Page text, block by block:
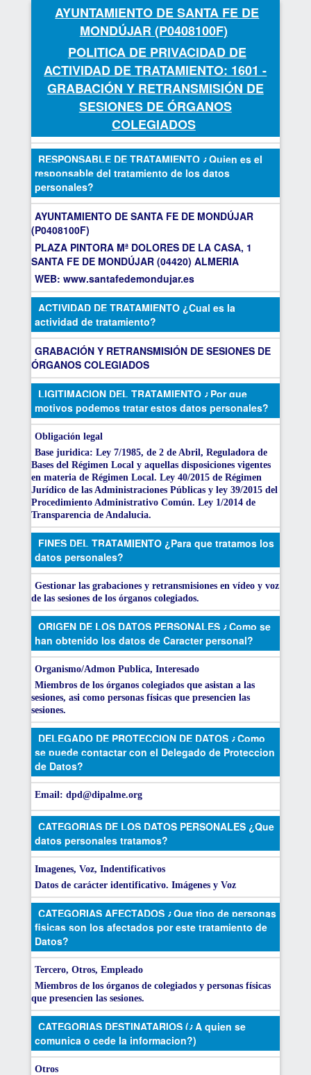
AYUNTAMIENTO DE SANTA FE DE
MONDÚJAR (P0408100F)
POLITICA DE PRIVACIDAD DE
ACTIVIDAD DE TRATAMIENTO: 1601 -
GRABACIÓN Y RETRANSMISIÓN DE
SESIONES DE ÓRGANOS
COLEGIADOS
RESPONSABLE DE TRATAMIENTO ¿Quien es el
responsable del tratamiento de los datos
personales?
AYUNTAMIENTO DE SANTA FE DE MONDÚJAR
(P0408100F)
PLAZA PINTORA Mª DOLORES DE LA CASA, 1
SANTA FE DE MONDÚJAR (04420) ALMERIA
WEB: www.santafedemondujar.es
ACTIVIDAD DE TRATAMIENTO ¿Cual es la
actividad de tratamiento?
GRABACIÓN Y RETRANSMISIÓN DE SESIONES DE
ÓRGANOS COLEGIADOS
LIGITIMACION DEL TRATAMIENTO ¿Por que
motivos podemos tratar estos datos personales?
Obligación legal
Base juridica: Ley 7/1985, de 2 de Abril, Reguladora de
Bases del Régimen Local y aquellas disposiciones vigentes
en materia de Régimen Local. Ley 40/2015 de Régimen
Jurídico de las Administraciones Públicas y ley 39/2015 del
Procedimiento Administrativo Común. Ley 1/2014 de
Transparencia de Andalucia.
FINES DEL TRATAMIENTO ¿Para que tratamos los
datos personales?
Gestionar las grabaciones y retransmisiones en vídeo y voz
de las sesiones de los órganos colegiados.
ORIGEN DE LOS DATOS PERSONALES ¿Como se
han obtenido los datos de Caracter personal?
Organismo/Admon Publica, Interesado
Miembros de los órganos colegiados que asistan a las
sesiones, asi como personas físicas que presencien las
sesiones.
DELEGADO DE PROTECCION DE DATOS ¿Como
se puede contactar con el Delegado de Proteccion
de Datos?
Email: dpd@dipalme.org
CATEGORIAS DE LOS DATOS PERSONALES ¿Que
datos personales tratamos?
Imagenes, Voz, Indentificativos
Datos de carácter identificativo. Imágenes y Voz
CATEGORIAS AFECTADOS ¿Que tipo de personas
fisicas son los afectados por este tratamiento de
Datos?
Tercero, Otros, Empleado
Miembros de los órganos de colegiados y personas físicas
que presencien las sesiones.
CATEGORIAS DESTINATARIOS (¿A quien se
comunica o cede la informacion?)
Otros